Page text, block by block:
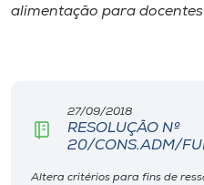
Biblioteca
alimentação para
27/09/2018
RESOLUÇÃO Nº
20/CONS.ADM/
Altera critérios para fins de